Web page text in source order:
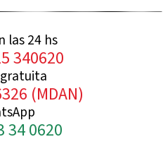
las 24 hs
340620
(MDAN)
0620